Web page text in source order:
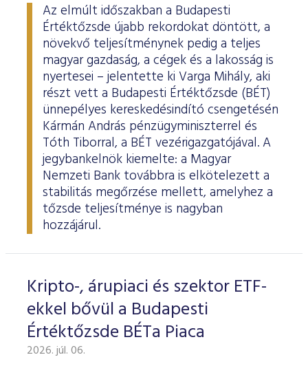
Az elmúlt időszakban a Budapesti
Értéktőzsde újabb rekordokat döntött, a
növekvő teljesítménynek pedig a teljes
magyar gazdaság, a cégek és a lakosság is
nyertesei – jelentette ki Varga Mihály, aki
részt vett a Budapesti Értéktőzsde (BÉT)
ünnepélyes kereskedésindító csengetésén
Kármán András pénzügyminiszterrel és
Tóth Tiborral, a BÉT vezérigazgatójával. A
jegybankelnök kiemelte: a Magyar
Nemzeti Bank továbbra is elkötelezett a
stabilitás megőrzése mellett, amelyhez a
tőzsde teljesítménye is nagyban
hozzájárul.
Kripto-, árupiaci és szektor ETF-
ekkel bővül a Budapesti
Értéktőzsde BÉTa Piaca
2026. júl. 06.